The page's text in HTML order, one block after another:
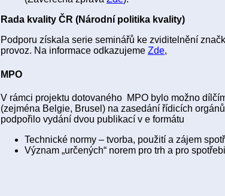
Rada kvality ČR (Národní politika kvality)
Podporu získala serie seminářů ke zviditelnění
provoz. Na informace odkazujeme Zde,
MPO
V rámci projektu dotovaného MPO bylo možno
(zejména Belgie, Brusel) na zasedání řídicích
podpořilo vydání dvou publikací v e formátu
Technické normy – tvorba, použití a zájem
Význam „určených“ norem pro trh a pro